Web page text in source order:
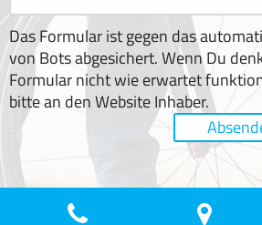
Das Formular ist gegen das
von Bots abgesichert. Wenn Du
Formular nicht wie erwartet
bitte an den Website Inhaber.